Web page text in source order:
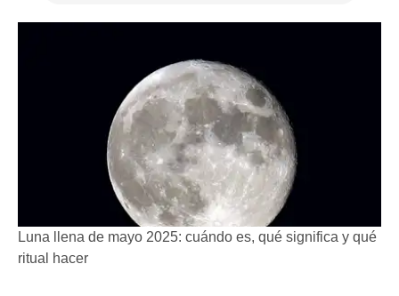
Luna llena de mayo 2025: cuándo es, qué significa y qué
ritual hacer